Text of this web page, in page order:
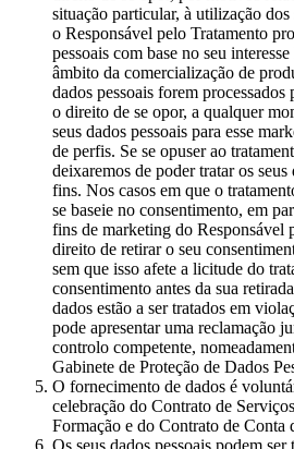
situação particular, à utilização dos
o Responsável pelo Tratamento
pessoais com base no seu
âmbito da comercialização de
dados pessoais forem
o direito de se opor, a qualquer
seus dados pessoais para esse
de perfis. Se se opuser ao
deixaremos de poder tratar os seus
fins. Nos casos em que o
se baseie no consentimento, em
fins de marketing do Responsável
direito de retirar o seu
sem que isso afete a licitude do
consentimento antes da sua
dados estão a ser tratados em
pode apresentar uma reclamação
controlo competente,
Gabinete de Proteção de Dados
O fornecimento de dados é
celebração do Contrato de
Formação e do Contrato de Conta
Os seus dados pessoais podem ser